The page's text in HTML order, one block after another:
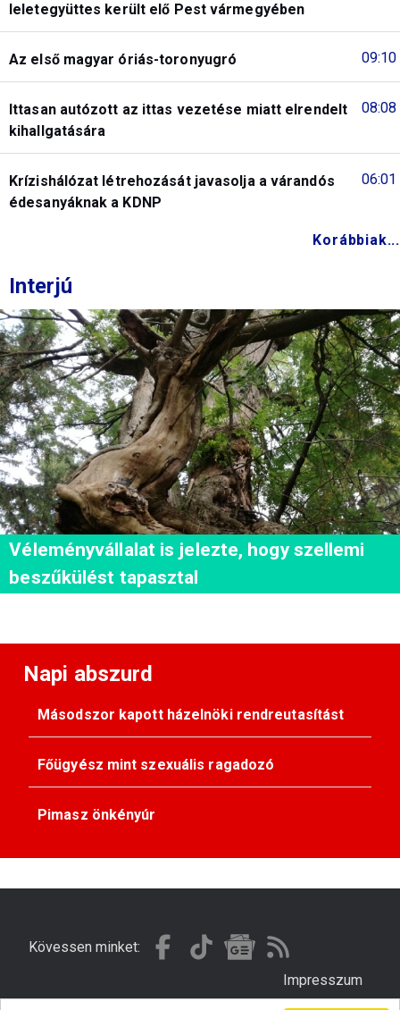
leletegyüttes került elő Pest vármegyében
09:10
Az első magyar óriás-toronyugró
08:08
Ittasan autózott az ittas vezetése miatt elrendelt
kihallgatására
06:01
Krízishálózat létrehozását javasolja a várandós
édesanyáknak a KDNP
Korábbiak...
Interjú
Véleményvállalat is jelezte, hogy szellemi
beszűkülést tapasztal
Napi abszurd
Másodszor kapott házelnöki rendreutasítást
Főügyész mint szexuális ragadozó
Pimasz önkényúr
Kövessen minket:
Impresszum